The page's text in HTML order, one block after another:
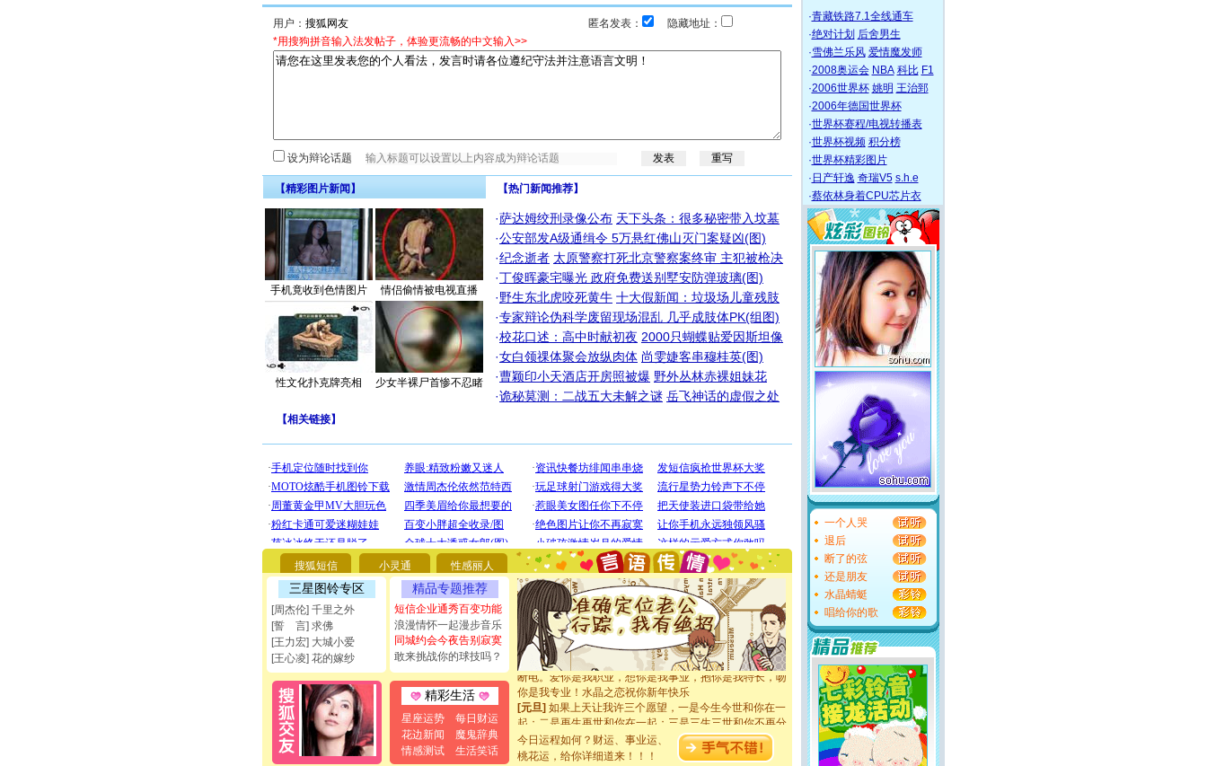
用户： 匿名发表：
隐藏地址：
*用搜狗拼音输入法发帖子，体验更流畅的中文输入>>
设为辩论话题
【精彩图片新闻】
手机竟收到色情图片 情侣偷情被电视直播
性文化扑克牌亮相 少女半裸尸首惨不忍睹
【热门新闻推荐】
·萨达姆绞刑录像公布 天下头条：很多秘密带入坟墓
·公安部发A级通缉令 5万悬红佛山灭门案疑凶(图)
·纪念逝者 太原警察打死北京警察案终审 主犯被枪决
·丁俊晖豪宅曝光 政府免费送别墅安防弹玻璃(图)
·野生东北虎咬死黄牛 十大假新闻：垃圾场儿童残肢
·专家辩论伪科学废留现场混乱 几乎成肢体PK(组图)
·校花口述：高中时献初夜 2000只蝴蝶贴爱因斯坦像
·女白领祼体聚会放纵肉体 尚雯婕客串穆桂英(图)
·曹颖印小天酒店开房照被爆 野外丛林赤裸姐妹花
·诡秘莫测：二战五大未解之谜 岳飞神话的虚假之处
【相关链接】
搜狐短信 小灵通 性感丽人
三星图铃专区
[周杰伦] 千里之外
[誓 言] 求佛
[王力宏] 大城小爱
[王心凌] 花的嫁纱
精品专题推荐
短信企业通秀百变功能
浪漫情怀一起漫步音乐
同城约会今夜告别寂寞
敢来挑战你的球技吗？
精彩生活
星座运势
每日财运
花边新闻
魔鬼辞典
情感测试
生活笑话
[圣诞节]圣诞节到了，想想没什么送给你的，又不打算给
你太多，只有给你五千万：千万快乐！千万要健康！千万
要平安！千万要知足！千万不要忘记我！
[圣诞节]不只这样的日子才会想起你,而是这样的日子才
能正大光明地骚扰你,告诉你,圣诞要快乐!新年要快乐!天天
都要快乐噢!
[圣诞节]奉上一颗祝福的心,在这个特别的日子里,愿幸福,
如意,快乐,鲜花,一切美好的祝愿与你同在.圣诞快乐!
[元旦]看到你我会触电；看不到你我要充电；没有你我会
断电。爱你是我职业，想你是我事业，抱你是我特长，吻
你是我专业！水晶之恋祝你新年快乐
[元旦]如果上天让我许三个愿望，一是今生今世和你在一
起；二是再生再世和你在一起；三是三生三世和你不再分
离。水晶之恋祝你新年快乐
[元旦]当我狠下心扭头离去那一刻，你在我身后无助地哭
泣，这痛楚让我明白我多么爱你。我转身抱住你：这猪不
今日运程如何？财运、事业运、
桃花运，给你详细道来！！！
·青藏铁路7.1全线通车
·绝对计划 后舍男生
·雪佛兰乐风 爱情魔发师
·2008奥运会 NBA 科比 F1
·2006世界杯 姚明 王治郅
·2006年德国世界杯
·世界杯赛程/电视转播表
·世界杯视频 积分榜
·世界杯精彩图片
· 日产轩逸 奇瑞V5 s.h.e
·蔡依林身着CPU芯片衣
一个人哭
退后
断了的弦
还是朋友
水晶蜻蜓
唱给你的歌